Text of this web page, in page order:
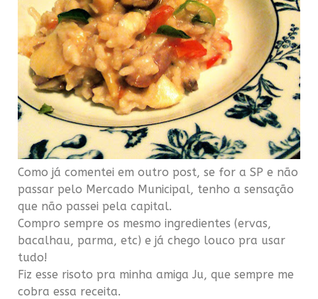
Como já comentei em outro post, se for a SP e não
passar pelo Mercado Municipal, tenho a sensação
que não passei pela capital.
Compro sempre os mesmo ingredientes (ervas,
bacalhau, parma, etc) e já chego louco pra usar
tudo!
Fiz esse risoto pra minha amiga Ju, que sempre me
cobra essa receita.